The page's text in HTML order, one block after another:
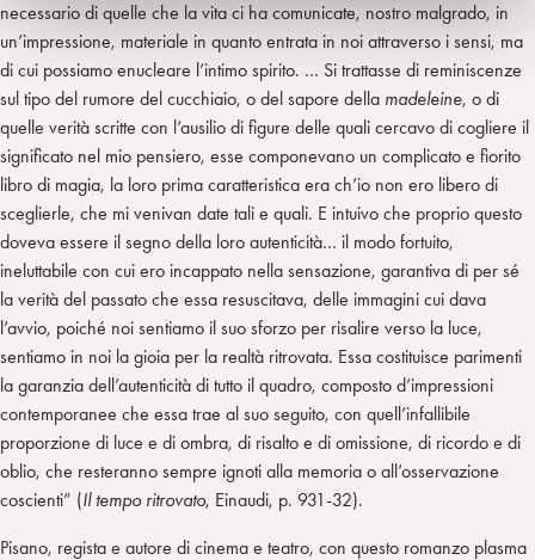
necessario di quelle che la vita ci ha comunicate, nostro malgrado, in
un’impressione, materiale in quanto entrata in noi attraverso i sensi, ma
di cui possiamo enucleare l’intimo spirito. … Si trattasse di reminiscenze
sul tipo del rumore del cucchiaio, o del sapore della madeleine, o di
quelle verità scritte con l’ausilio di figure delle quali cercavo di cogliere il
significato nel mio pensiero, esse componevano un complicato e fiorito
libro di magia, la loro prima caratteristica era ch’io non ero libero di
sceglierle, che mi venivan date tali e quali. E intuivo che proprio questo
doveva essere il segno della loro autenticità… il modo fortuito,
ineluttabile con cui ero incappato nella sensazione, garantiva di per sé
la verità del passato che essa resuscitava, delle immagini cui dava
l’avvio, poiché noi sentiamo il suo sforzo per risalire verso la luce,
sentiamo in noi la gioia per la realtà ritrovata. Essa costituisce parimenti
la garanzia dell’autenticità di tutto il quadro, composto d’impressioni
contemporanee che essa trae al suo seguito, con quell’infallibile
proporzione di luce e di ombra, di risalto e di omissione, di ricordo e di
oblio, che resteranno sempre ignoti alla memoria o all’osservazione
coscienti” (Il tempo ritrovato, Einaudi, p. 931-32).
Pisano, regista e autore di cinema e teatro, con questo romanzo plasma